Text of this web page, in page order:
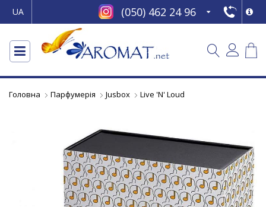
UA (050) 462 24 96
Головна Парфумерія Jusbox Live 'N' Loud